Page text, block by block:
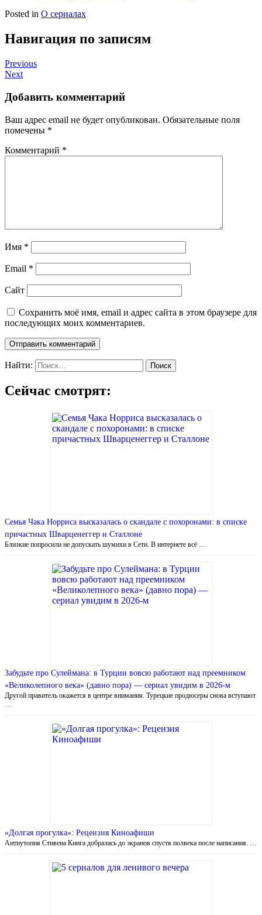
Posted in О сериалах
Навигация по записям
Previous
Next
Добавить комментарий
Ваш адрес email не будет опубликован. Обязательные поля
помечены *
Комментарий *
Имя *
Email *
Сайт
Сохранить моё имя, email и адрес сайта в этом браузере для
последующих моих комментариев.
Найти:
Сейчас смотрят:
Семья Чака Норриса высказалась о скандале с похоронами: в списке
причастных Шварценеггер и Сталлоне
Близкие попросили не допускать шумихи в Сети. В интернете всё …
Забудьте про Сулеймана: в Турции вовсю работают над преемником
«Великолепного века» (давно пора) — сериал увидим в 2026-м
Другой правитель окажется в центре внимания. Турецкие продюсеры снова вступают
…
«Долгая прогулка»: Рецензия Киноафиши
Антиутопия Стивена Кинга добралась до экранов спустя полвека после написания. …